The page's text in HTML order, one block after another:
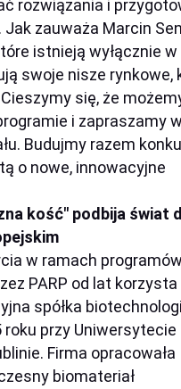
rozwiązania i
zauważa Marcin
istnieją wyłącznie
swoje nisze rynkowe,
się, że
i zapraszamy
Budujmy razem
o nowe, innowacyjne
kość" podbija świat
w ramach programów
PARP od lat korzysta
spółka
roku przy Uniwersytecie
Firma opracowała
biomateriał